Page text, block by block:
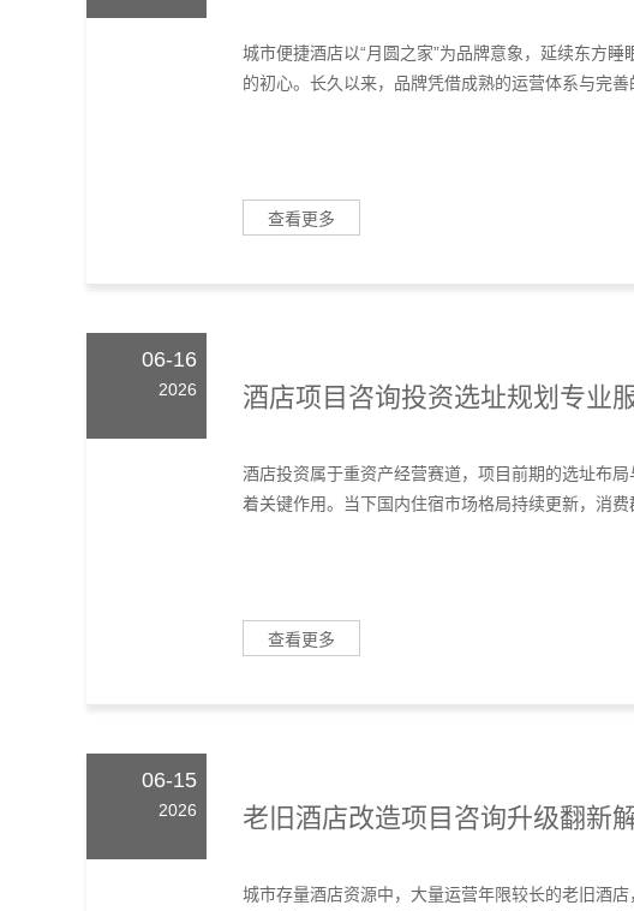
城市便捷酒店以“月圆之家”为品牌意象，延续东方
的初心。长久以来，品牌凭借成熟的运营体系与完善
查看更多
06-16
2026 酒店项目咨询投资选址规划专业
酒店投资属于重资产经营赛道，项目前期的选址布
着关键作用。当下国内住宿市场格局持续更新，消费
查看更多
06-15
2026 老旧酒店改造项目咨询升级翻新
城市存量酒店资源中，大量运营年限较长的老旧酒